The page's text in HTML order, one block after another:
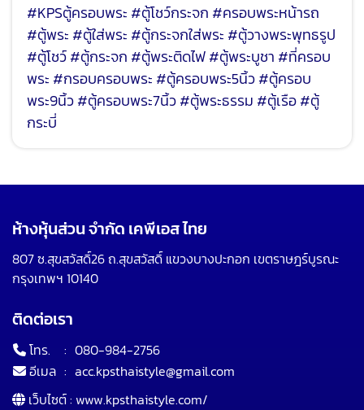
#KPSตู้ครอบพระ #ตู้โชว์กระจก #ครอบพระหน้ารถ
#ตู้พระ #ตู้ใส่พระ #ตู้กระจกใส่พระ #ตู้วางพระพุทธรูป
#ตู้โชว์ #ตู้กระจก #ตู้พระติดไฟ #ตู้พระบูชา #ที่ครอบ
พระ #กรอบครอบพระ #ตู้ครอบพระ5นิ้ว #ตู้ครอบ
พระ9นิ้ว #ตู้ครอบพระ7นิ้ว #ตู้พระธรรม #ตู้เรือ #ตู้
กระบี่
ห้างหุ้นส่วน จำกัด เคพีเอส ไทย
807 ซ.สุขสวัสดิ์26 ถ.สุขสวัสดิ์ แขวงบางปะกอก เขตราษฎร์บูรณะ
กรุงเทพฯ 10140
ติดต่อเรา
โทร. : 080-984-2756
อีเมล : acc.kpsthaistyle@gmail.com
เว็บไซต์ : www.kpsthaistyle.com/